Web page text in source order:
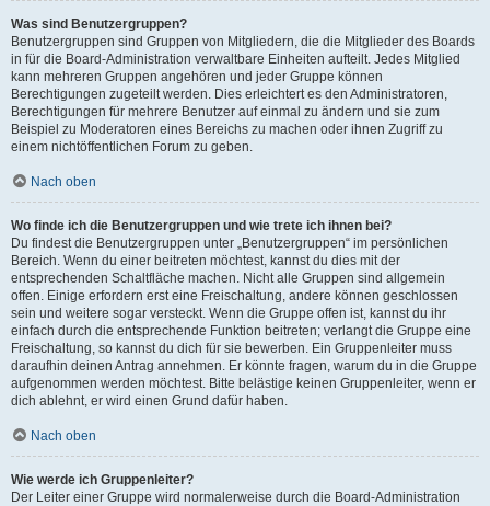
Was sind Benutzergruppen?
Benutzergruppen sind Gruppen von Mitgliedern, die die Mitglieder des Boards
in für die Board-Administration verwaltbare Einheiten aufteilt. Jedes Mitglied
kann mehreren Gruppen angehören und jeder Gruppe können
Berechtigungen zugeteilt werden. Dies erleichtert es den Administratoren,
Berechtigungen für mehrere Benutzer auf einmal zu ändern und sie zum
Beispiel zu Moderatoren eines Bereichs zu machen oder ihnen Zugriff zu
einem nichtöffentlichen Forum zu geben.
Nach oben
Wo finde ich die Benutzergruppen und wie trete ich ihnen bei?
Du findest die Benutzergruppen unter „Benutzergruppen“ im persönlichen
Bereich. Wenn du einer beitreten möchtest, kannst du dies mit der
entsprechenden Schaltfläche machen. Nicht alle Gruppen sind allgemein
offen. Einige erfordern erst eine Freischaltung, andere können geschlossen
sein und weitere sogar versteckt. Wenn die Gruppe offen ist, kannst du ihr
einfach durch die entsprechende Funktion beitreten; verlangt die Gruppe eine
Freischaltung, so kannst du dich für sie bewerben. Ein Gruppenleiter muss
daraufhin deinen Antrag annehmen. Er könnte fragen, warum du in die Gruppe
aufgenommen werden möchtest. Bitte belästige keinen Gruppenleiter, wenn er
dich ablehnt, er wird einen Grund dafür haben.
Nach oben
Wie werde ich Gruppenleiter?
Der Leiter einer Gruppe wird normalerweise durch die Board-Administration